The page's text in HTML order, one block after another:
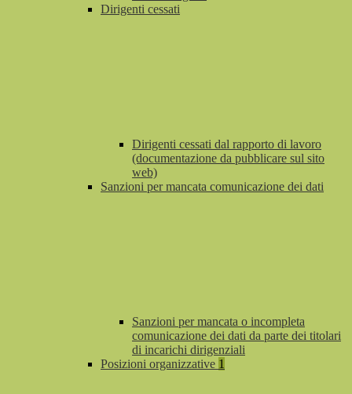
Dirigenti cessati
Dirigenti cessati dal rapporto di lavoro
(documentazione da pubblicare sul sito
web)
Sanzioni per mancata comunicazione dei dati
Sanzioni per mancata o incompleta
comunicazione dei dati da parte dei titolari
di incarichi dirigenziali
Posizioni organizzative 1